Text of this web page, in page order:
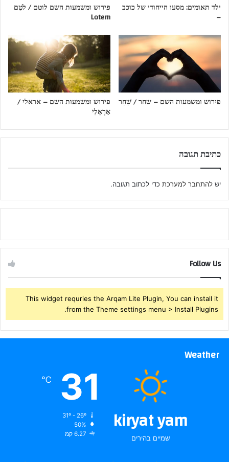
ילד תאומים: מסעו הייחודי של כוכב
–
פירוש ומשמעות השם לוטם / לֹטֶם
Lotem
פירוש ומשמעות השם – שחר / שַׁחַר פירוש ומשמעות השם – אראלי /
אַרְאֵלִי
כתיבת תגובה
יש להתחבר למערכת כדי לכתוב תגובה.
Follow Us
This widget requries the Arqam Lite Plugin, You can install it
from the Theme settings menu > Install Plugins.
Weather
kiryat yam
שמיים בהירים
31
℃
50%
6.27 קמ